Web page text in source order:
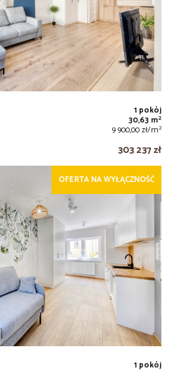
1 pokój
30,63 m2
9 900,00 zł/m2
303 237 zł
OFERTA NA WYŁĄCZNOŚĆ
1 pokój